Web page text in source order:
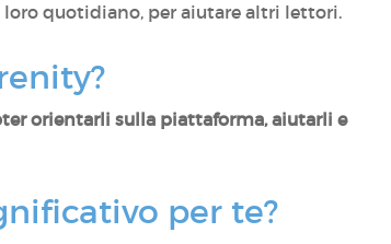
quotidiano, per aiutare altri lettori.
orientarli sulla piattaforma, aiutarli e
per te?